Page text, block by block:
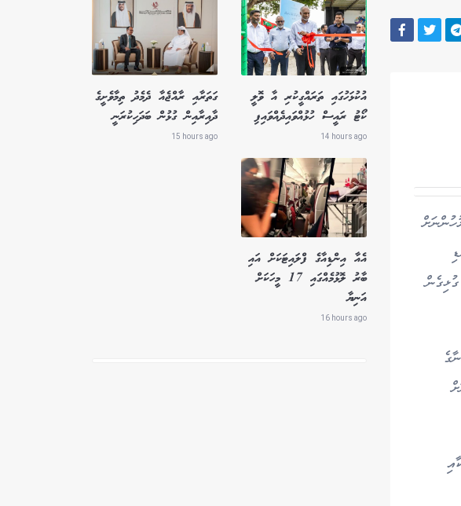
ފުލުހުންނަށް
އުކުޅަހުގައި ތަރައްގީކުރި އާ ވޮލީ
ކޯޓު ރައީސް ހުޅުއްވައިދެއްވައިފި
14 hours ago
ގަތަރާއި ރާއްޖެއާ ދެމެދު ތިމާވެށީގެ
ދާއިރާއިން ގުޅުން ބަދަހިކުރަނީ
15 hours ago
އެއާ އިންޑިއާގެ ފްލައިޓަކަށް އައި
ބާރު ލޮޅުމެއްގައި 17 މީހަކަށް
އަނިޔާ
16 hours ago